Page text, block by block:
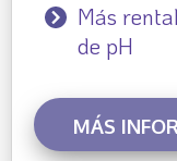
Más
de pH
MÁS